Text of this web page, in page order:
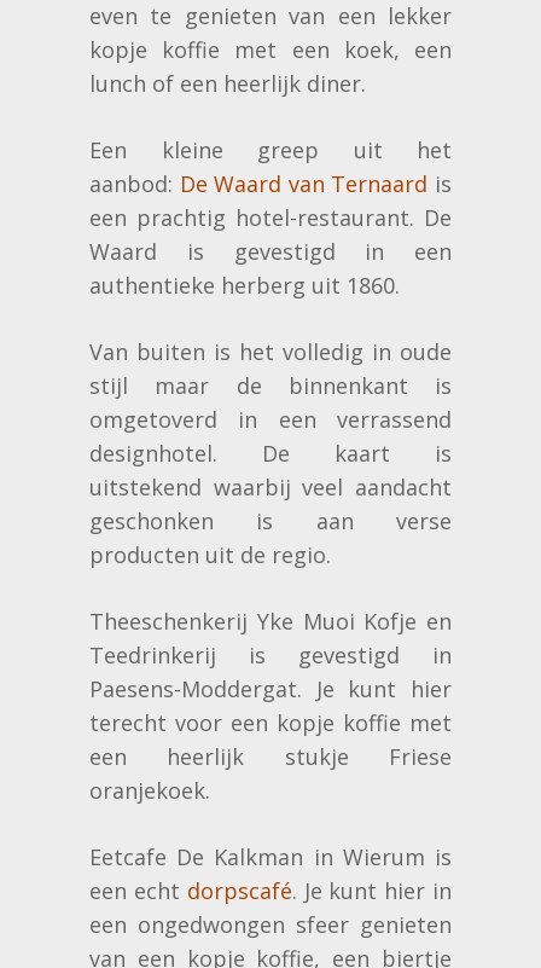
even te genieten van een lekker
kopje koffie met een koek, een
lunch of een heerlijk diner.
Een kleine greep uit het
aanbod: De Waard van Ternaard is
een prachtig hotel-restaurant. De
Waard is gevestigd in een
authentieke herberg uit 1860.
Van buiten is het volledig in oude
stijl maar de binnenkant is
omgetoverd in een verrassend
designhotel. De kaart is
uitstekend waarbij veel aandacht
geschonken is aan verse
producten uit de regio.
Theeschenkerij Yke Muoi Kofje en
Teedrinkerij is gevestigd in
Paesens-Moddergat. Je kunt hier
terecht voor een kopje koffie met
een heerlijk stukje Friese
oranjekoek.
Eetcafe De Kalkman in Wierum is
een echt dorpscafé. Je kunt hier in
een ongedwongen sfeer genieten
van een kopje koffie, een biertje